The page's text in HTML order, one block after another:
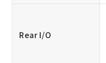
Rear I/O